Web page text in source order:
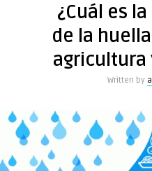
¿Cuál es
de la
agricultura
Written by